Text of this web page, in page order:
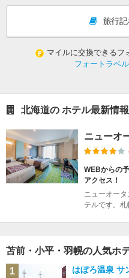
旅行記
マイルに交換できるフ
フォートラベ
北海道の ホテル最新情報
ニューオ
WEBからの
アクセス！
ニューオー
テルです。札
苫前・小平・羽幌の人気ホ
1
はぼろ温泉 サ